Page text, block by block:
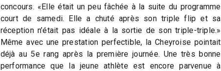
concours. «Elle était un peu fâchée à la suite du programme
court de samedi. Elle a chuté après son triple flip et sa
réception n’était pas idéale à la sortie de son triple-triple.»
Même avec une prestation perfectible, la Cheyroise pointait
déjà au 5e rang après la première journée. Une très bonne
performance que la jeune athlète est encore parvenue à